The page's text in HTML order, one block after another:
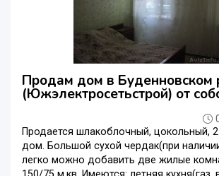
Продам дом в Буденновском
(Южэлектросетьстрой) от
Продается шлакоблочный, цокольный,
дом. Большой сухой чердак(при
легко можно добавить две жилые